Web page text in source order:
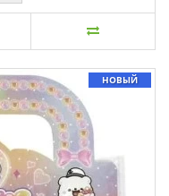
НОВЫЙ